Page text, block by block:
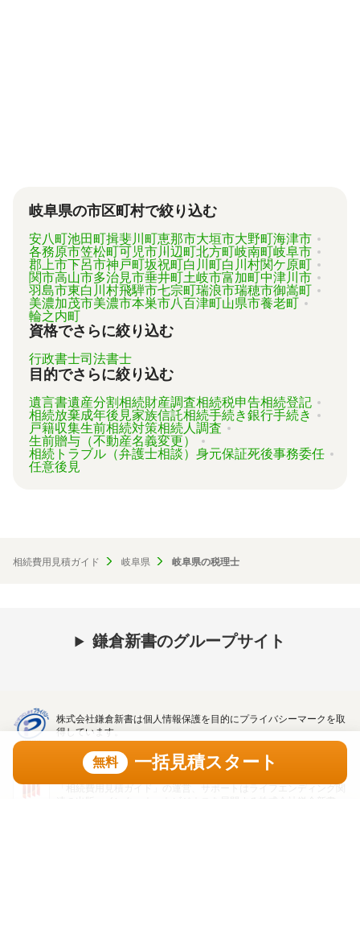
ずは見積を取り寄せてみましょう。
岐阜県の市区町村で絞り込む
安八町池田町揖斐川町恵那市大垣市大野町海津市
各務原市笠松町可児市川辺町北方町岐南町岐阜市
郡上市下呂市神戸町坂祝町白川町白川村関ケ原町
関市高山市多治見市垂井町土岐市富加町中津川市
羽島市東白川村飛騨市七宗町瑞浪市瑞穂市御嵩町
美濃加茂市美濃市本巣市八百津町山県市養老町
輪之内町
資格でさらに絞り込む
行政書士司法書士
目的でさらに絞り込む
遺言書遺産分割相続財産調査相続税申告相続登記
相続放棄成年後見家族信託相続手続き銀行手続き
戸籍収集生前相続対策相続人調査
生前贈与（不動産名義変更）
相続トラブル（弁護士相談） 身元保証死後事務委任
任意後見
相続費用見積ガイド 岐阜県 岐阜県の税理士
鎌倉新書のグループサイト
株式会社鎌倉新書は個人情報保護を目的にプライバシーマークを取
得しています。
無料 一括見積スタート